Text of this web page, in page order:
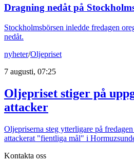
Dragning nedåt på
Stockholmsbörsen inledde fredagen
nedåt.
nyheter/Oljepriset
7 augusti, 07:25
Oljepriset stiger på
attacker
Oljepriserna steg ytterligare på
attackerat "fientliga mål" i
Kontakta oss